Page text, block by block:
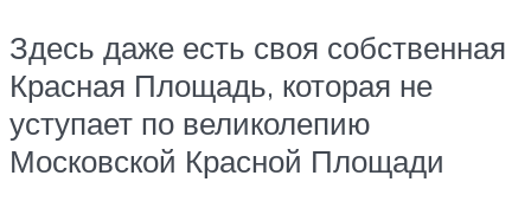
Здесь даже есть своя собственная
Красная Площадь, которая не
уступает по великолепию
Московской Красной Площади